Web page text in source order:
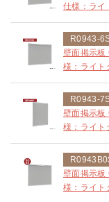
仕様：ライ
R0943-
壁面掲示板
様：ライト
R0943-
壁面掲示板
様：ライト
壁面掲示板
様：ライト